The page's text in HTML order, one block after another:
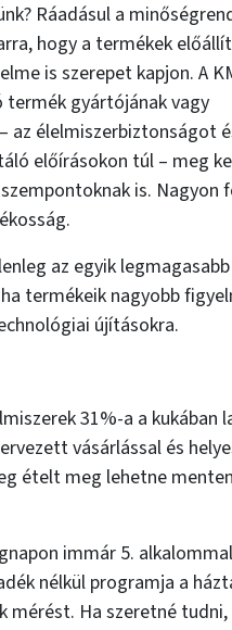
Ráadásul a
hogy a termékek
is szerepet kapjon. A
termék gyártójának vagy
az élelmiszerbiztonságot
előírásokon túl – meg
is. Nagyon
az egyik legmagasabb
termékeik nagyobb
újításokra.
31%-a a kukában
vásárlással és
ételt meg lehetne
immár 5.
nélkül programja a
mérést. Ha szeretné tudni,